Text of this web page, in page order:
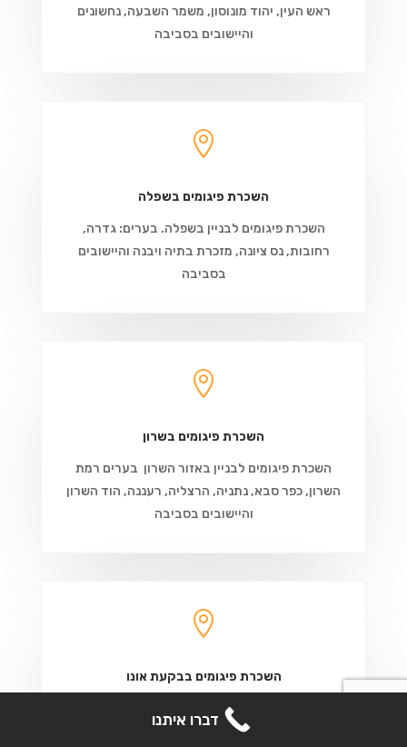
ראש העין, יהוד מונוסון, משמר השבעה, נחשונים
והיישובים בסביבה

השכרת פיגומים בשפלה
השכרת פיגומים לבניין בשפלה. בערים: גדרה,
רחובות, נס ציונה, מזכרת בתיה ויבנה והיישובים
בסביבה

השכרת פיגומים בשרון
השכרת פיגומים לבניין באזור השרון בערים רמת
השרון, כפר סבא, נתניה, הרצליה, רעננה, הוד השרון
והיישובים בסביבה

השכרת פיגומים בבקעת אונו
השכרת פיגומים באזור השרון לעבודות בניין בבקעת
אונו בערים קרית אונו, גבעת שמואל, אור יהודה, גני
דברו איתנו